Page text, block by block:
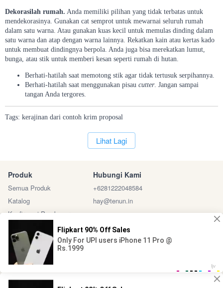
Dekorasilah rumah. Anda memiliki pilihan yang tidak terbatas untuk
mendekorasinya. Gunakan cat semprot untuk mewarnai seluruh rumah
dalam satu warna. Atau gunakan kuas kecil untuk memulas dinding dalam
satu warna dan atap dengan warna lainnya. Rekatkan kain atau kertas kado
untuk membuat dindingnya berpola. Anda juga bisa merekatkan lumut,
bunga, atau stik untuk memberi kesan seperti rumah di hutan.
Berhati-hatilah saat memotong stik agar tidak tertusuk serpihannya.
Berhati-hatilah saat menggunakan pisau cutter. Jangan sampai
tangan Anda tergores.
Tags: kerajinan dari contoh krim proposal
`Lihat Lagi
Produk
Semua Produk
Katalog
Konfirmasi Pembayaran
Hubungi Kami
+6281222048584
hay@tenun.in
Sosial Media Marketplace